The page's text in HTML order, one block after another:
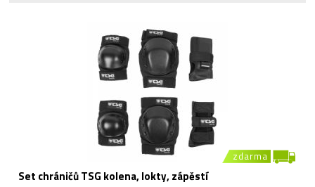
zdarma
Set chráničů TSG kolena, lokty, zápěstí